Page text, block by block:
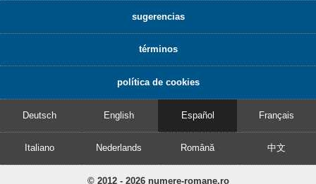
sugerencias
términos
política de cookies
Deutsch English Español Français
Italiano Nederlands Română 中文
© 2012 - 2026 numere-romane.ro